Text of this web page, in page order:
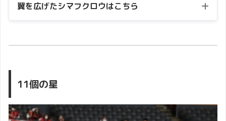
翼を広げたシマフクロウはこちら
11個の星